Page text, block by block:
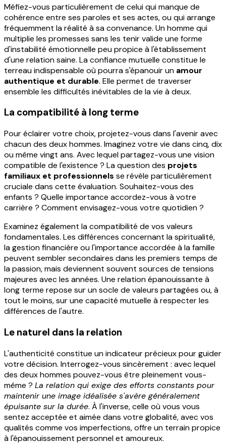
Méfiez-vous particulièrement de celui qui manque de
cohérence entre ses paroles et ses actes, ou qui arrange
fréquemment la réalité à sa convenance. Un homme qui
multiplie les promesses sans les tenir valide une forme
d'instabilité émotionnelle peu propice à l'établissement
d'une relation saine. La confiance mutuelle constitue le
terreau indispensable où pourra s'épanouir un amour
authentique et durable. Elle permet de traverser
ensemble les difficultés inévitables de la vie à deux.
La compatibilité à long terme
Pour éclairer votre choix, projetez-vous dans l'avenir avec
chacun des deux hommes. Imaginez votre vie dans cinq, dix
ou même vingt ans. Avec lequel partagez-vous une vision
compatible de l'existence ? La question des projets
familiaux et professionnels se révèle particulièrement
cruciale dans cette évaluation. Souhaitez-vous des
enfants ? Quelle importance accordez-vous à votre
carrière ? Comment envisagez-vous votre quotidien ?
Examinez également la compatibilité de vos valeurs
fondamentales. Les différences concernant la spiritualité,
la gestion financière ou l'importance accordée à la famille
peuvent sembler secondaires dans les premiers temps de
la passion, mais deviennent souvent sources de tensions
majeures avec les années. Une relation épanouissante à
long terme repose sur un socle de valeurs partagées ou, à
tout le moins, sur une capacité mutuelle à respecter les
différences de l'autre.
Le naturel dans la relation
L'authenticité constitue un indicateur précieux pour guider
votre décision. Interrogez-vous sincèrement : avec lequel
des deux hommes pouvez-vous être pleinement vous-
même ? La relation qui exige des efforts constants pour
maintenir une image idéalisée s'avère généralement
épuisante sur la durée. À l'inverse, celle où vous vous
sentez acceptée et aimée dans votre globalité, avec vos
qualités comme vos imperfections, offre un terrain propice
à l'épanouissement personnel et amoureux.